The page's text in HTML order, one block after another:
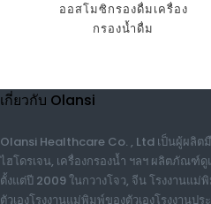
ออสโมซิกรองดื่มเครื่อง
กรองน้ำดื่ม
Olansi Healthcare Co. , Ltd เป็นผู้ผลิ